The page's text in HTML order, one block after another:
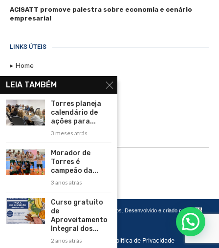
ACISATT promove palestra sobre economia e cenário
empresarial
LINKS ÚTEIS
Home
Assinar
Contato
Política de Privacidade
Rádio Maristela - Ao Vivo
ASSINE
Copyright 2026 – Todos os Direitos Reservados. Desenvolvido e criado por
Cadô
Agência de Marketing
Home Contato Política de Privacidade
LEIA TAMBÉM
Torres planeja
calendário de
ações para...
3 meses atrás
Morador de
Torres é
campeão da...
3 anos atrás
Curso gratuito
de
Aproveitamento
Integral dos...
2 anos atrás